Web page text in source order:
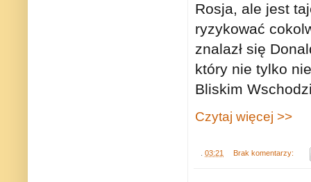
Rosja, ale jest
ryzykować
znalazł się
który nie tylko
Bliskim
Czytaj więcej >>
03:21 Brak komentarzy: